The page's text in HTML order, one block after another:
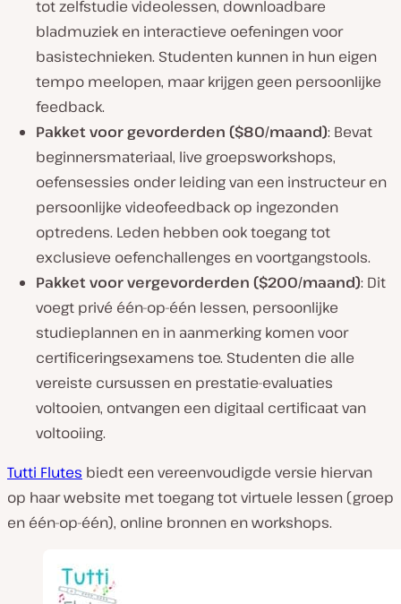
tot zelfstudie videolessen, downloadbare
bladmuziek en interactieve oefeningen voor
basistechnieken. Studenten kunnen in hun eigen
tempo meelopen, maar krijgen geen persoonlijke
feedback.
Pakket voor gevorderden ($80/maand): Bevat
beginnersmateriaal, live groepsworkshops,
oefensessies onder leiding van een instructeur en
persoonlijke videofeedback op ingezonden
optredens. Leden hebben ook toegang tot
exclusieve oefenchallenges en voortgangstools.
Pakket voor vergevorderden ($200/maand): Dit
voegt privé één-op-één lessen, persoonlijke
studieplannen en in aanmerking komen voor
certificeringsexamens toe. Studenten die alle
vereiste cursussen en prestatie-evaluaties
voltooien, ontvangen een digitaal certificaat van
voltooiing.
Tutti Flutes biedt een vereenvoudigde versie hiervan
op haar website met toegang tot virtuele lessen (groep
en één-op-één), online bronnen en workshops.